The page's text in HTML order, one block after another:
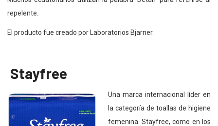
repelente.
El producto fue creado por Laboratorios Bjarner.
Stayfree
Una marca internacional líder en
la categoría de toallas de higiene
femenina. Stayfree, como en los